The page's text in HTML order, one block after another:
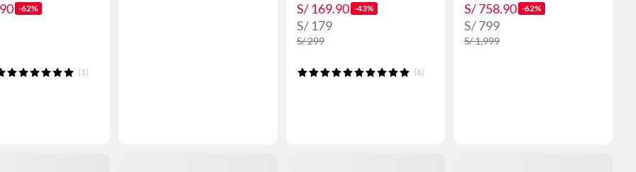
-62%
(1)
S/ 169.90 -43%
S/ 179
S/ 299
(6)
S/ 758.90 -62%
S/ 799
S/ 1,999